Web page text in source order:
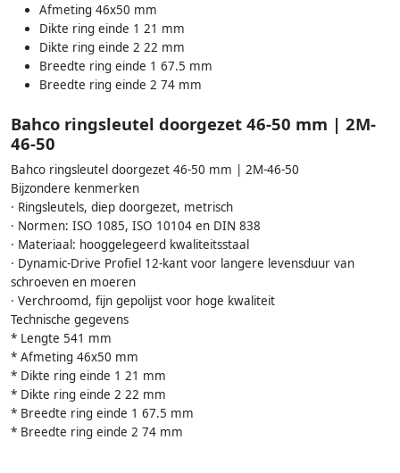
Afmeting 46x50 mm
Dikte ring einde 1 21 mm
Dikte ring einde 2 22 mm
Breedte ring einde 1 67.5 mm
Breedte ring einde 2 74 mm
Bahco ringsleutel doorgezet 46-50 mm | 2M-
46-50
Bahco ringsleutel doorgezet 46-50 mm | 2M-46-50
Bijzondere kenmerken
· Ringsleutels, diep doorgezet, metrisch
· Normen: ISO 1085, ISO 10104 en DIN 838
· Materiaal: hooggelegeerd kwaliteitsstaal
· Dynamic-Drive Profiel 12-kant voor langere levensduur van
schroeven en moeren
· Verchroomd, fijn gepolijst voor hoge kwaliteit
Technische gegevens
* Lengte 541 mm
* Afmeting 46x50 mm
* Dikte ring einde 1 21 mm
* Dikte ring einde 2 22 mm
* Breedte ring einde 1 67.5 mm
* Breedte ring einde 2 74 mm